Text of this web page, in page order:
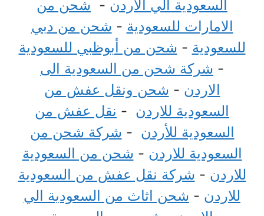
السعودية الي الاردن - شحن من
الامارات للسعودية - شحن من دبي
للسعودية - شحن من أبوظبي للسعودية
- شركة شحن من السعودية الى
الاردن - شحن ونقل عفش من
السعودية للاردن - نقل عفش من
السعودية للأردن - شركة شحن من
السعودية للاردن - شحن من السعودية
للاردن - شركة نقل عفش من السعودية
للاردن - شحن اثاث من السعودية الي